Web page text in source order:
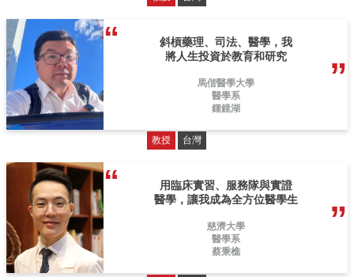
斜槓藥理、司法、醫學，我
將人生投資於教育和研究
馬偕醫學大學
醫學系
鍾鏡湖
教授 台灣
用臨床實習、服務隊與實證
醫學，讓我成為全方位醫學生
慈濟大學
醫學系
蔡秉樵